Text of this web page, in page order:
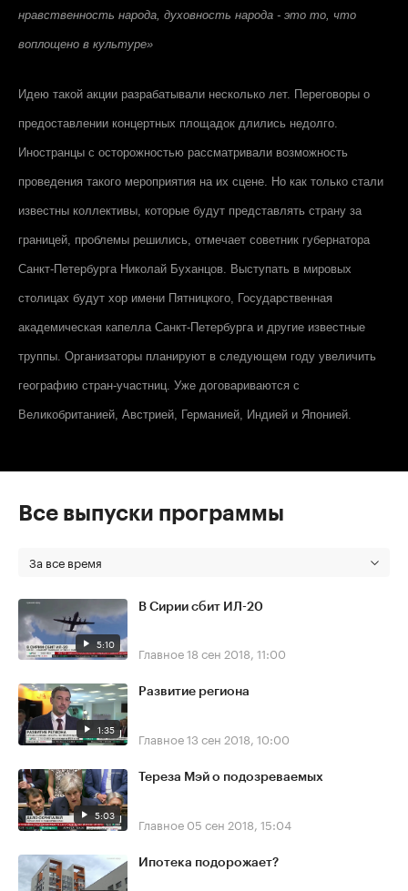
нравственность народа, духовность народа - это то, что
воплощено в культуре»
Идею такой акции разрабатывали несколько лет. Переговоры о
предоставлении концертных площадок длились недолго.
Иностранцы с осторожностью рассматривали возможность
проведения такого мероприятия на их сцене. Но как только стали
известны коллективы, которые будут представлять страну за
границей, проблемы решились, отмечает советник губернатора
Санкт-Петербурга Николай Буханцов. Выступать в мировых
столицах будут хор имени Пятницкого, Государственная
академическая капелла Санкт-Петербурга и другие известные
труппы. Организаторы планируют в следующем году увеличить
географию стран-участниц. Уже договариваются с
Великобританией, Австрией, Германией, Индией и Японией.
Все выпуски программы
За все время
5:10
В Сирии сбит ИЛ-20
Главное18 сен 2018, 11:00
1:35
Развитие региона
Главное13 сен 2018, 10:00
5:03
Тереза Мэй о подозреваемых
Главное 05 сен 2018, 15:04
Ипотека подорожает?